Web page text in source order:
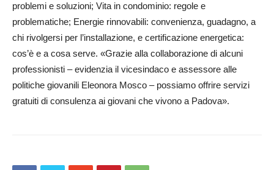
problemi e soluzioni; Vita in condominio: regole e
problematiche; Energie rinnovabili: convenienza, guadagno, a
chi rivolgersi per l’installazione, e certificazione energetica:
cos’è e a cosa serve. «Grazie alla collaborazione di alcuni
professionisti – evidenzia il vicesindaco e assessore alle
politiche giovanili Eleonora Mosco – possiamo offrire servizi
gratuiti di consulenza ai giovani che vivono a Padova».